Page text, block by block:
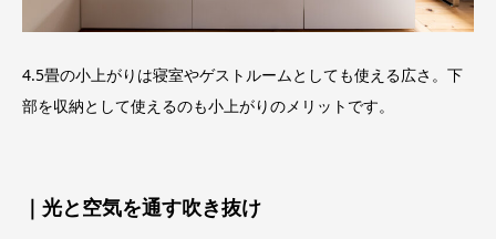
4.5畳の小上がりは寝室やゲストルームとしても使える広さ。下
部を収納として使えるのも小上がりのメリットです。
｜光と空気を通す吹き抜け